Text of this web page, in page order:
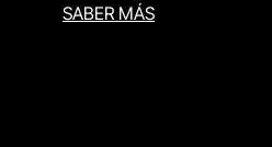
SABER MÁS